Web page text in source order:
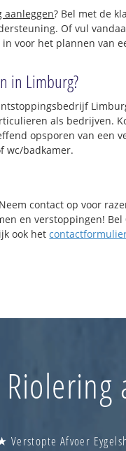
aanleggen? Bel met de
Of vul
voor het plannen van
in Limburg?
als bedrijven.
opsporen van een
wc/badkamer.
contact op voor
en verstoppingen! Bel
ook het
Riolering
Verstopte Afvoer